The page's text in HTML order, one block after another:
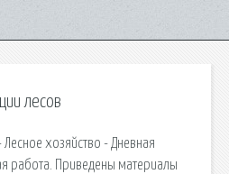
лесов
Лесное хозяйство - Дневная
работа. Приведены материалы